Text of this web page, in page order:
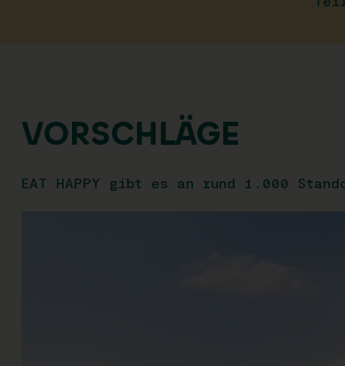
VORSCHLÄGE
EAT HAPPY gibt es an rund 1.000